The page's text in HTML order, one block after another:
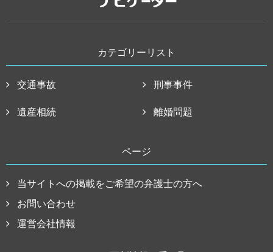
カテゴリーリスト
交通事故 刑事事件
遺産相続 離婚問題
ページ
当サイトへの掲載をご希望の弁護士の方へ
お問い合わせ
運営会社情報